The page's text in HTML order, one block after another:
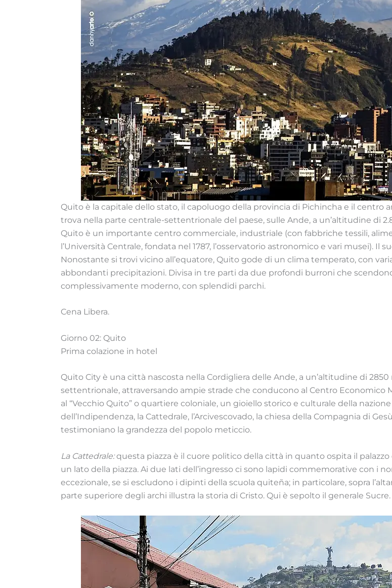
Quito è la capitale dello stato, il capoluogo della provincia di Pichincha e il
trova nella parte centrale-settentrionale del paese, sulle Ande, a un’altitudine di
Quito è un importante centro commerciale, industriale (con fabbriche tessili,
l’Università Centrale, fondata nel 1787, l’osservatorio astronomico e vari musei). Il
Nonostante si trovi vicino all’equatore, Quito gode di un clima temperato, con
abbondanti precipitazioni. Divisa in tre parti da due profondi burroni che
complessivamente moderno, con splendidi parchi.
Cena Libera.
Giorno 02: Quito
Prima colazione in hotel
Quito City è una città nascosta nella Cordigliera delle Ande, a un’altitudine di
settentrionale, attraversando ampie strade che conducono al Centro Economico
al “Vecchio Quito” o quartiere coloniale, un gioiello storico e culturale della
dell’Indipendenza, la Cattedrale, l’Arcivescovado, la chiesa della Compagnia di
testimoniano la grandezza del popolo meticcio.
La Cattedrale:questa piazza è il cuore politico della città in quanto ospita il
un lato della piazza. Ai due lati dell’ingresso ci sono lapidi commemorative con i
eccezionale, se si escludono i dipinti della scuola quiteña; in particolare, sopra
parte superiore degli archi illustra la storia di Cristo. Qui è sepolto il generale Sucre.